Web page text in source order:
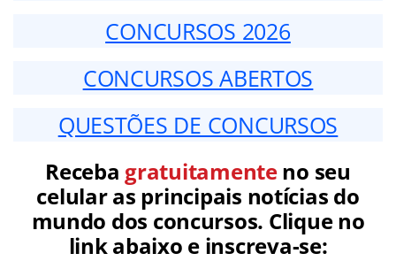
CONCURSOS 2026
CONCURSOS ABERTOS
QUESTÕES DE CONCURSOS
Receba gratuitamenteno seu
celular as principais notícias do
mundo dos concursos. Clique no
link abaixo e inscreva-se: